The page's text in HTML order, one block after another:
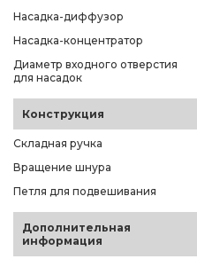
Насадка-диффузор
Насадка-концентратор
Диаметр входного отверстия
для насадок
Конструкция
Складная ручка
Вращение шнура
Петля для подвешивания
Дополнительная
информация